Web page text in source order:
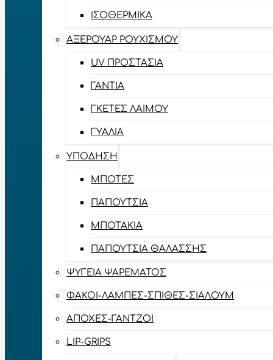
ΙΣΟΘΕΡΜΙΚΆ
ΑΞΕΡΟΥΆΡ ΡΟΥΧΙΣΜΟΎ
UV ΠΡΟΣΤΑΣΊΑ
ΓΆΝΤΙΑ
ΓΚΈΤΕΣ ΛΑΊΜΟΥ
ΓΥΑΛΙΆ
ΥΠΌΔΗΣΗ
ΜΠΌΤΕΣ
ΠΑΠΟΎΤΣΙΑ
ΜΠΟΤΆΚΙΑ
ΠΑΠΟΎΤΣΙΑ ΘΑΛΆΣΣΗΣ
ΨΥΓΕΊΑ ΨΑΡΈΜΑΤΟΣ
ΦΑΚΟΊ-ΛΆΜΠΕΣ-ΣΠΊΘΕΣ-ΣΊΑΛΟΥΜ
ΑΠΌΧΕΣ-ΓΆΝΤΖΟΙ
LIP-GRIPS